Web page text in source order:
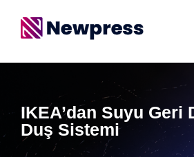
IKEA’dan Suyu Geri
Duş Sistemi